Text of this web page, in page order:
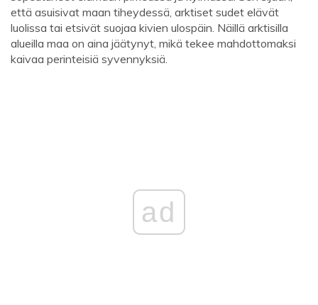
että asuisivat maan tiheydessä, arktiset sudet elävät
luolissa tai etsivät suojaa kivien ulospäin. Näillä arktisilla
alueilla maa on aina jäätynyt, mikä tekee mahdottomaksi
kaivaa perinteisiä syvennyksiä.
ad